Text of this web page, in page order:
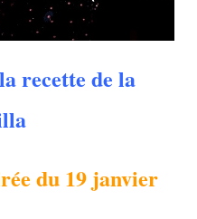
recette de la
du 19 janvier